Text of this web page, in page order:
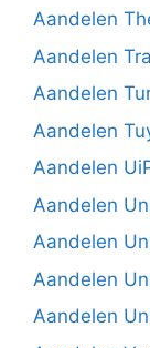
Aandelen
Aandelen
Aandelen
Aandelen
Aandelen
Aandelen
Aandelen
Aandelen
Aandelen